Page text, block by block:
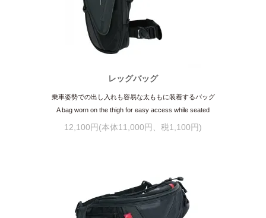
レッグバッグ
乗車姿勢での出し入れも容易な太ももに装着するバッグ
A bag worn on the thigh for easy access while seated
12,100円(本体11,000円、税1,100円)